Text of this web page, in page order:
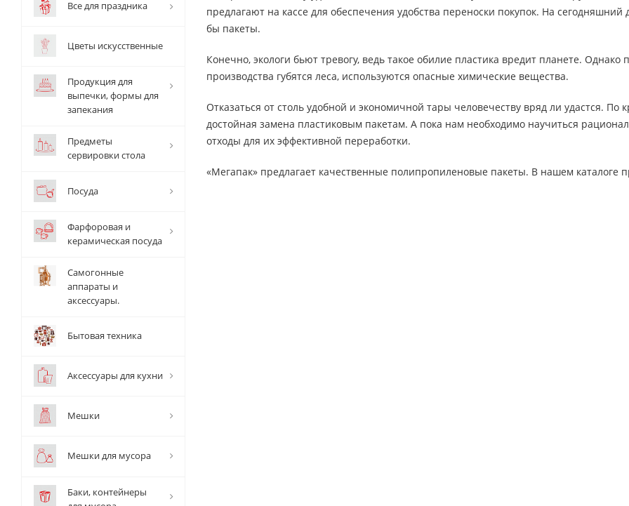
предлагают на кассе для обеспечения удобства переноски покупок. На
бы пакеты.
Конечно, экологи бьют тревогу, ведь такое обилие пластика вредит планете.
производства губятся леса, используются опасные химические вещества.
Отказаться от столь удобной и экономичной тары человечеству вряд ли удастся. По
достойная замена пластиковым пакетам. А пока нам необходимо научиться
отходы для их эффективной переработки.
«Мегапак» предлагает качественные полипропиленовые пакеты. В нашем каталоге
Все для праздника
Цветы искусственные
Продукция для
выпечки, формы для
запекания
Предметы
сервировки стола
Посуда
Фарфоровая и
керамическая посуда
Самогонные
аппараты и
аксессуары.
Бытовая техника
Аксессуары для кухни
Мешки
Мешки для мусора
Баки, контейнеры